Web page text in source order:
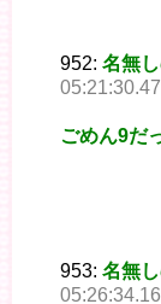
952: 名無
ごめん9だ
953: 名無